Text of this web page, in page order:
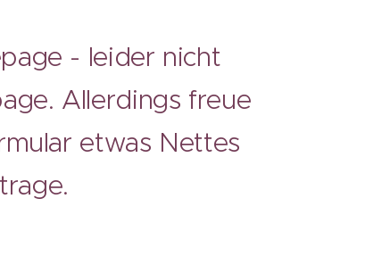
- leider nicht
Allerdings freue
etwas Nettes